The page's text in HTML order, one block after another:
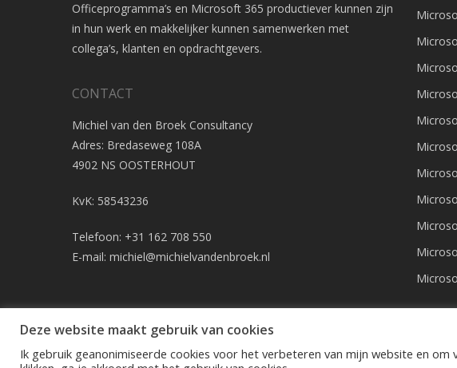
Officeprogramma’s en Microsoft 365 productiever kunnen zijn
in hun werk en makkelijker kunnen samenwerken met
collega’s, klanten en opdrachtgevers.
CONTACT
Michiel van den Broek Consultancy
Adres: Bredaseweg 108A
4902 NS OOSTERHOUT
KvK: 58543236
Telefoon: +31 162 708 550
E-mail: michiel@michielvandenbroek.nl
© 2026 Michiel van den Broek Consultancy - Windows en Office 365 Specialist.
Deze website maakt gebruik van cookies
Ik gebruik geanonimiseerde cookies voor het verbeteren van mijn website en